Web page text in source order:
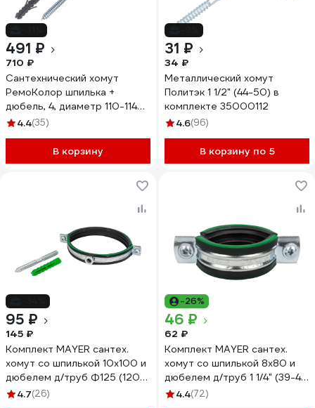
491 ₽
710 ₽
Сантехнический хомут
РемоКолор шпилька +
дюбель, 4, диаметр 110-114
мм 47-5-094
4.4(35)
В корзину
31 ₽
34 ₽
Металлический хомут
Политэк 1 1/2" (44-50) в
комплекте 35000112
4.6(96)
В корзину по 5
95 ₽
145 ₽
Комплект MAYER сантех.
хомут со шпилькой 10x100 и
дюбелем д/труб Ф125 (120-
130 мм), гайка М10 14 0125
4.7(26)
-26%
46 ₽
62 ₽
Комплект MAYER сантех.
хомут со шпилькой 8x80 и
дюбелем д/труб 1 1/4" (39-46
мм), гайка М8 14 0114 1/14 0114
4.4(72)